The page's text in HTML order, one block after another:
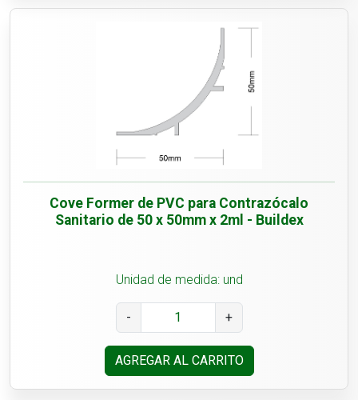
Cove Former de PVC para Contrazócalo
Sanitario de 50 x 50mm x 2ml - Buildex
Unidad de medida: und
- +
AGREGAR AL CARRITO